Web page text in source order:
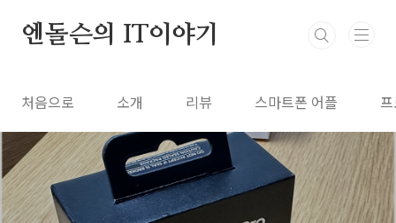
엔돌슨의 IT이야기
처음으로 소개 리뷰 스마트폰 어플